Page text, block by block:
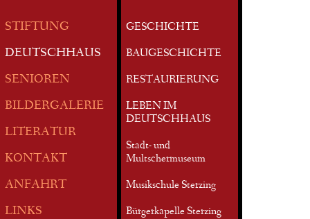
STIFTUNG
DEUTSCHHAUS
SENIOREN
BILDERGALERIE
LITERATUR
KONTAKT
ANFAHRT
LINKS
GESCHICHTE
BAUGESCHICHTE
RESTAURIERUNG
LEBEN IM
DEUTSCHHAUS
Stadt- und
Multschermuseum
Musikschule Sterzing
Bürgerkapelle Sterzing